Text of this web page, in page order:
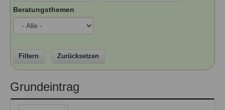
Qualitätssicherung
Qualität unserer Therapeuten
Familienthemen
Veranstaltungen
Seminare und Kurse
Fortbildungen
Ausbildungsinstitute
Information über Qualifikation
Liste der Fachverbände
Sitemap
Links
Formular zur Registrierung
Beratungsthemen
Filtern Zurücksetzen
Grundeintrag